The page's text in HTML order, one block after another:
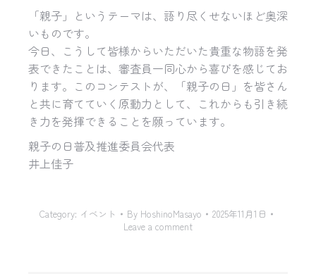
「親子」というテーマは、語り尽くせないほど奥深
いものです。
今日、
こうして皆様からいただいた貴重な物語を発
表できたことは、 審査員一同心から喜びを感じてお
ります。このコンテストが、「親子の日」を皆さん
と共に育てていく原動力として、
これからも引き続
き力を発揮できることを願っています。
親子の日普及推進委員会代表
井上佳子
Category: イベント By HoshinoMasayo
2025年11月1日
Leave a comment